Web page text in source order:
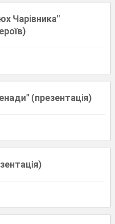
Чарівника"
(презентація)